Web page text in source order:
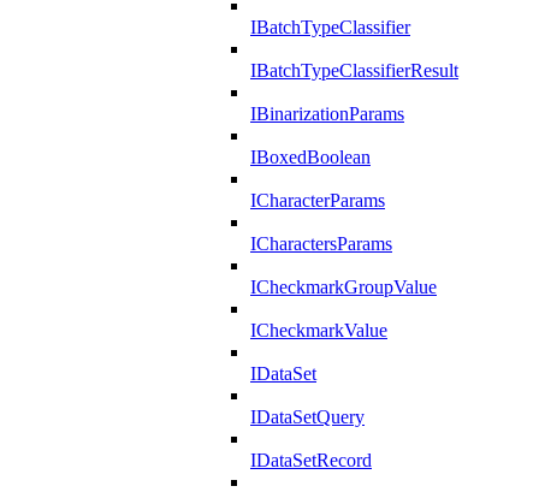
IBatchTypeClassifier
IBatchTypeClassifierResult
IBinarizationParams
IBoxedBoolean
ICharacterParams
ICharactersParams
ICheckmarkGroupValue
ICheckmarkValue
IDataSet
IDataSetQuery
IDataSetRecord